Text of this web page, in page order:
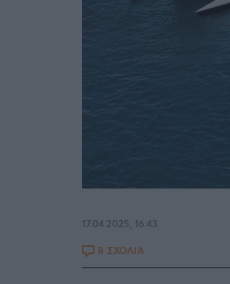
17.04.2025, 16:43
8 ΣΧΟΛΙΑ